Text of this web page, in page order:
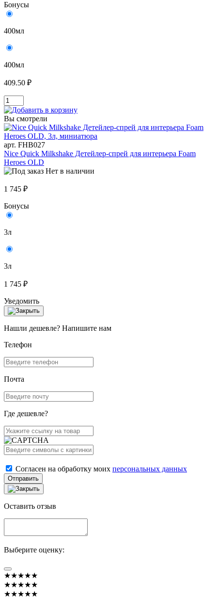
Бонусы
400мл
400мл
409.50 ₽
Вы смотрели
арт. FHB027
Nice Quick Milkshake Детейлер-спрей для интерьера Foam
Heroes OLD
Нет в наличии
1 745 ₽
Бонусы
3л
3л
1 745 ₽
Уведомить
Нашли дешевле? Напишите нам
Телефон
Почта
Где дешевле?
Согласен на обработку моих персональных данных
Отправить
Оставить отзыв
Выберите оценку:
★★★★★
★★★★★
★★★★★